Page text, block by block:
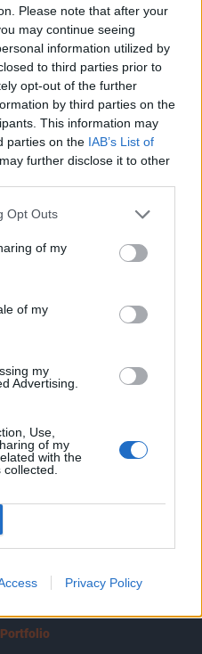
Please note that after your
may continue seeing
information utilized by
to third parties prior to
opt-out of the further
by third parties on the
This information may
parties on the IAB’s List of
further disclose it to other
Opt Outs
of my
of my
my
Advertising.
Use,
of my
with the
Privacy Policy
Telegram- és 2,7 millió
katonai blogger
narratívájával. Ő még
és éveken át részletes,
az orosz sikereket. Még a
jósolta Ukrajna
hírarchívumához
előfizetéses
tartalmazza:
2 év napon belüli